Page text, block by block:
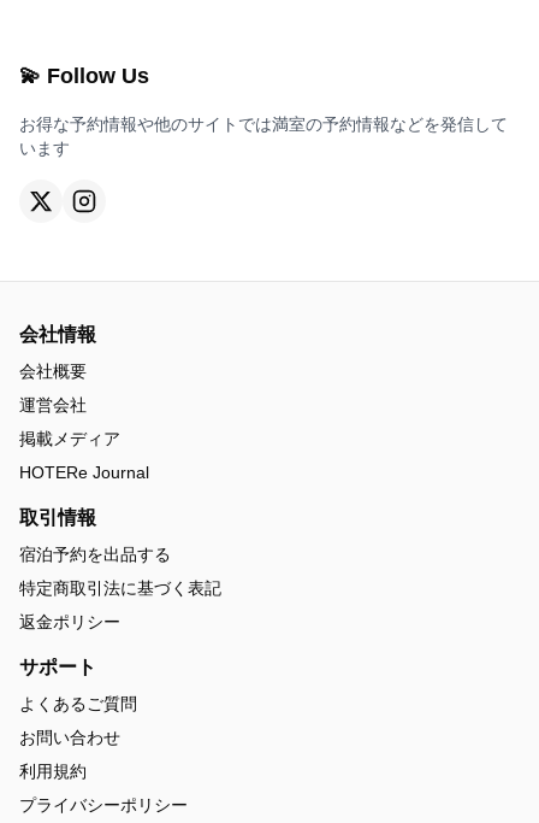
💫 Follow Us
お得な予約情報や他のサイトでは満室の予約情報などを発信して
います
会社情報
会社概要
運営会社
掲載メディア
HOTERe Journal
取引情報
宿泊予約を出品する
特定商取引法に基づく表記
返金ポリシー
サポート
よくあるご質問
お問い合わせ
利用規約
プライバシーポリシー